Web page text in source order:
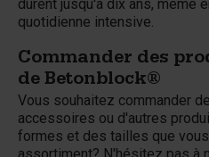
durent jusqu'à dix ans, même
quotidienne intensive.
Commander des
de Betonblock®
Vous souhaitez commander
accessoires ou d'autres
formes et des tailles que